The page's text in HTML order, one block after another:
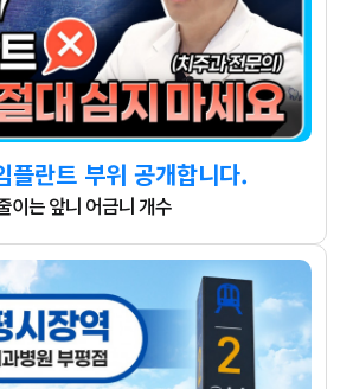
플란트 부위 공개합니다.
이는 앞니 어금니 개수